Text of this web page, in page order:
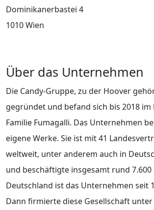
Dominikanerbastei 4
1010 Wien
Über das Unternehmen
Die Candy-Gruppe, zu der Hoover
gegründet und befand sich bis 2018 im
Familie Fumagalli. Das Unternehmen
eigene Werke. Sie ist mit 41
weltweit, unter anderem auch in
und beschäftigte insgesamt rund
Deutschland ist das Unternehmen seit
Dann firmierte diese Gesellschaft